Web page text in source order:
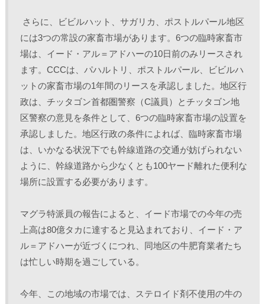
には3つの常設の家畜市場があります。6つの臨時家畜市
場は、イード・アル＝アドハーの10日前のみリースされ
ます。CCCは、パハルトリ、ポストルパール、ビビルハ
ットの家畜市場の1年間のリースを承認しました。地区行
政は、チッタゴン首都圏警察（C議員）とチッタゴン地
区警察の意見を条件として、6つの臨時家畜市場の設置を
承認しました。地区行政の条件によれば、臨時家畜市場
は、いかなる状況下でも幹線道路の交通が妨げられない
ように、幹線道路から少なくとも100ヤード離れた便利な
場所に設置する必要があります。
マグラ特派員の報告によると、イード市場での今年の売
上高は80億タカに達すると見込まれており、イード・ア
ル＝アドハーが近づくにつれ、同地区の牛肥育業者たち
は忙しい時期を過ごしている。
今年、この地域の市場では、ステロイド剤不使用の牛の